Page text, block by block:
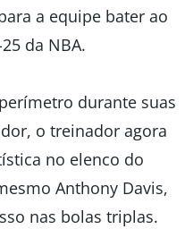
a equipe bater ao
da NBA.
durante suas
o treinador agora
no elenco do
Anthony Davis,
nas bolas triplas.